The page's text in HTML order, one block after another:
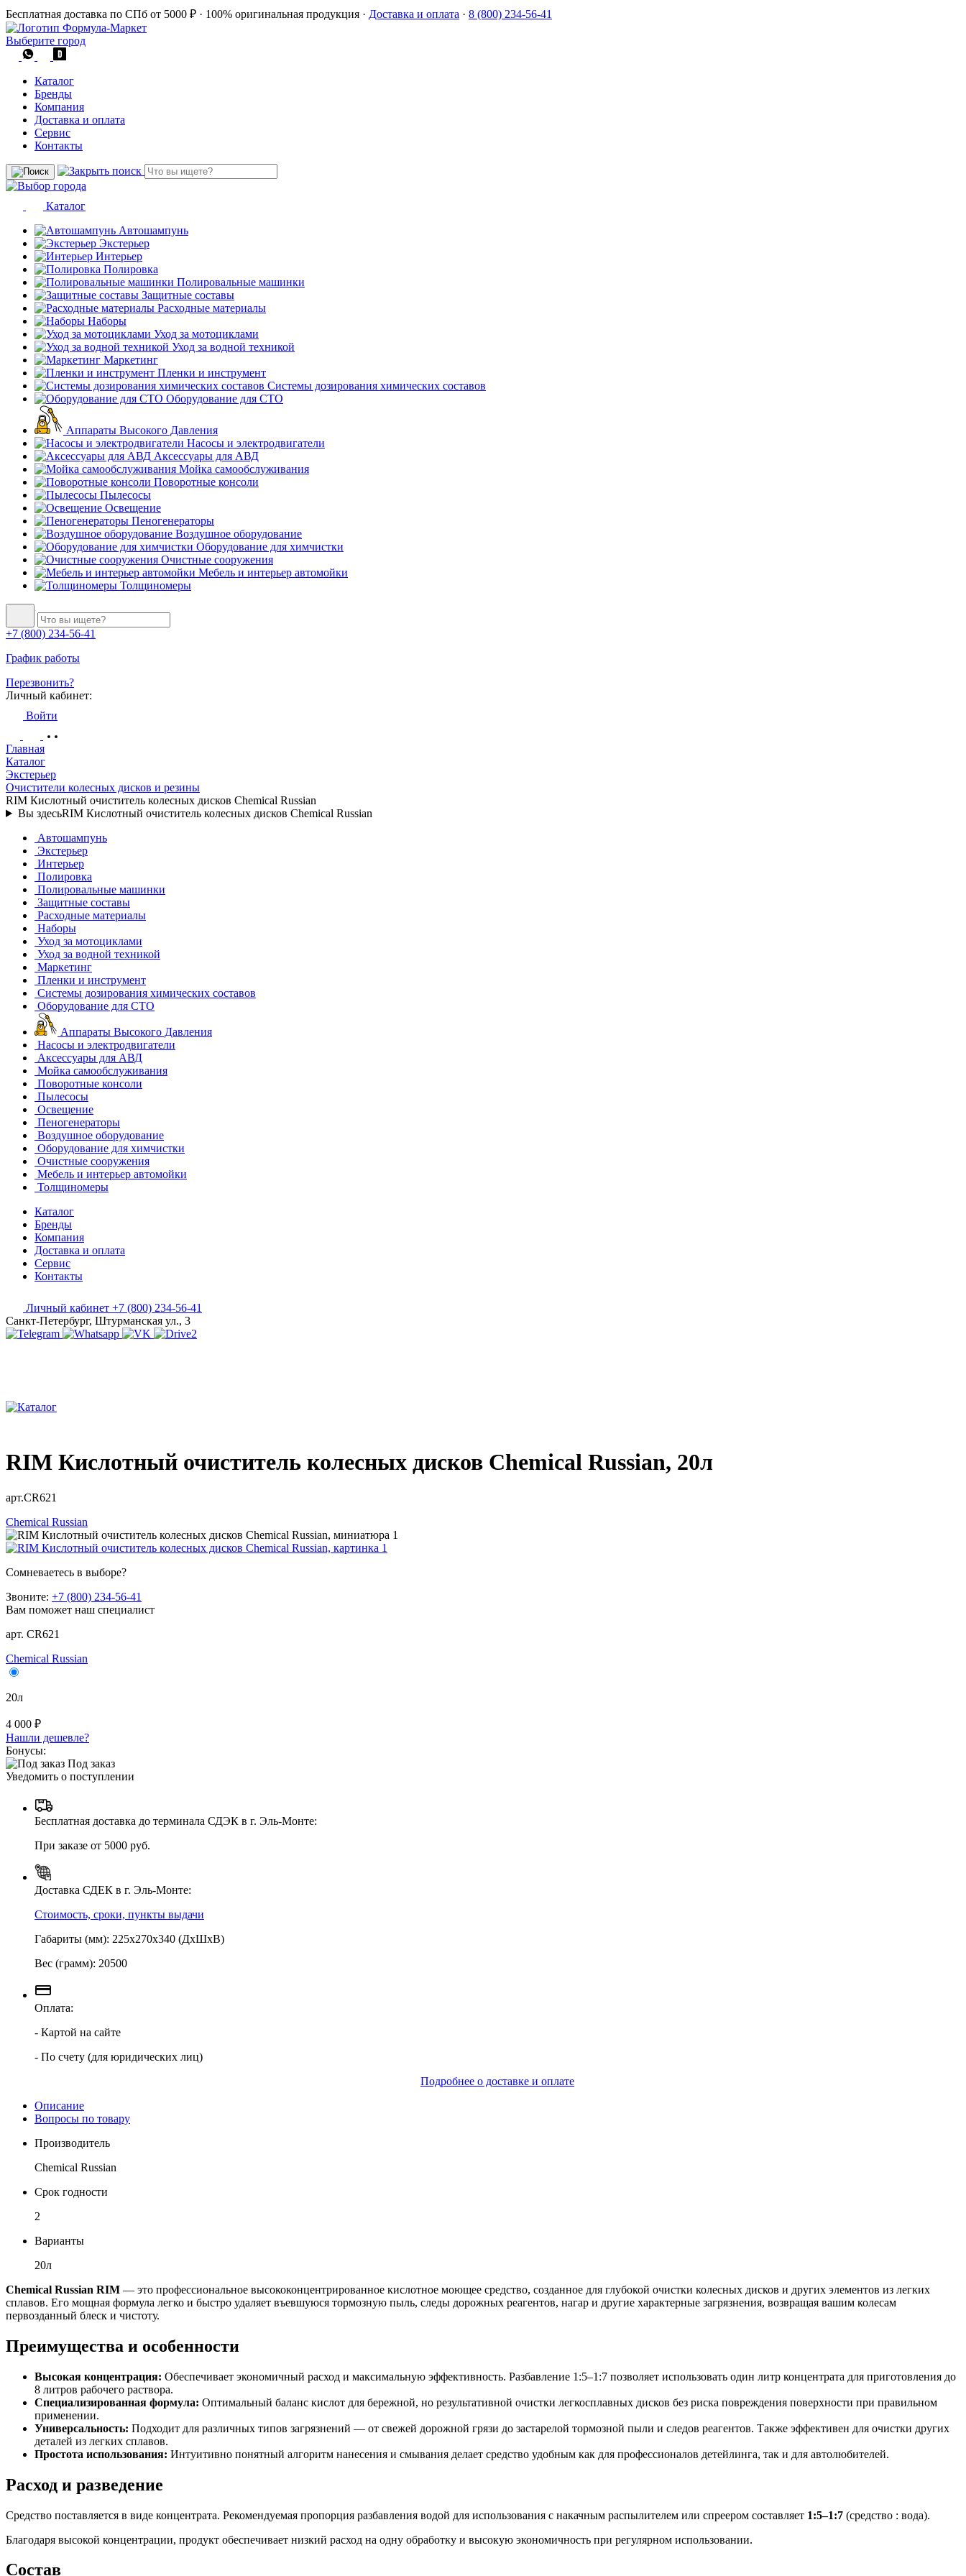
Бесплатная доставка по СПб от 5000 ₽ · 100% оригинальная продукция · Доставка и оплата · 8 (800) 234-56-41
Выберите город
Каталог
Бренды
Компания
Доставка и оплата
Сервис
Контакты
Каталог
Автошампунь
Экстерьер
Интерьер
Полировка
Полировальные машинки
Защитные составы
Расходные материалы
Наборы
Уход за мотоциклами
Уход за водной техникой
Маркетинг
Пленки и инструмент
Системы дозирования химических составов
Оборудование для СТО
Аппараты Высокого Давления
Насосы и электродвигатели
Аксессуары для АВД
Мойка самообслуживания
Поворотные консоли
Пылесосы
Освещение
Пеногенераторы
Воздушное оборудование
Оборудование для химчистки
Очистные сооружения
Мебель и интерьер автомойки
Толщиномеры
+7 (800) 234-56-41
График работы
Перезвонить?
Личный кабинет:
Войти
Главная
Каталог
Экстерьер
Очистители колесных дисков и резины
RIM Кислотный очиститель колесных дисков Chemical Russian
Вы здесьRIM Кислотный очиститель колесных дисков Chemical Russian
Автошампунь
Экстерьер
Интерьер
Полировка
Полировальные машинки
Защитные составы
Расходные материалы
Наборы
Уход за мотоциклами
Уход за водной техникой
Маркетинг
Пленки и инструмент
Системы дозирования химических составов
Оборудование для СТО
Аппараты Высокого Давления
Насосы и электродвигатели
Аксессуары для АВД
Мойка самообслуживания
Поворотные консоли
Пылесосы
Освещение
Пеногенераторы
Воздушное оборудование
Оборудование для химчистки
Очистные сооружения
Мебель и интерьер автомойки
Толщиномеры
Каталог
Бренды
Компания
Доставка и оплата
Сервис
Контакты
Личный кабинет +7 (800) 234-56-41
Санкт-Петербург, Штурманская ул., 3
RIM Кислотный очиститель колесных дисков Chemical Russian, 20л
арт.CR621
Chemical Russian
Сомневаетесь в выборе?
Звоните: +7 (800) 234-56-41
Вам поможет наш специалист
арт. CR621
Chemical Russian
20л
4 000 ₽
Нашли дешевле?
Бонусы:
Под заказ
Уведомить о поступлении
Бесплатная доставка до терминала СДЭК в г. Эль-Монте:
При заказе от 5000 руб.
Доставка СДЕК в г. Эль-Монте:
Стоимость, сроки, пункты выдачи
Габариты (мм): 225х270х340 (ДхШхВ)
Вес (грамм): 20500
Оплата:
- Картой на сайте
- По счету (для юридических лиц)
Подробнее о доставке и оплате
Описание
Вопросы по товару
Производитель
Chemical Russian
Срок годности
2
Варианты
20л
Chemical Russian RIM — это профессиональное высококонцентрированное кислотное моющее средство, созданное для глубокой очистки колесных дисков и других элементов из легких
сплавов. Его мощная формула легко и быстро удаляет въевшуюся тормозную пыль, следы дорожных реагентов, нагар и другие характерные загрязнения, возвращая вашим колесам
первозданный блеск и чистоту.
Преимущества и особенности
Высокая концентрация: Обеспечивает экономичный расход и максимальную эффективность. Разбавление 1:5–1:7 позволяет использовать один литр концентрата для приготовления до
8 литров рабочего раствора.
Специализированная формула: Оптимальный баланс кислот для бережной, но результативной очистки легкосплавных дисков без риска повреждения поверхности при правильном
применении.
Универсальность: Подходит для различных типов загрязнений — от свежей дорожной грязи до застарелой тормозной пыли и следов реагентов. Также эффективен для очистки других
деталей из легких сплавов.
Простота использования: Интуитивно понятный алгоритм нанесения и смывания делает средство удобным как для профессионалов детейлинга, так и для автолюбителей.
Расход и разведение
Средство поставляется в виде концентрата. Рекомендуемая пропорция разбавления водой для использования с накачным распылителем или спреером составляет 1:5–1:7 (средство : вода).
Благодаря высокой концентрации, продукт обеспечивает низкий расход на одну обработку и высокую экономичность при регулярном использовании.
Состав